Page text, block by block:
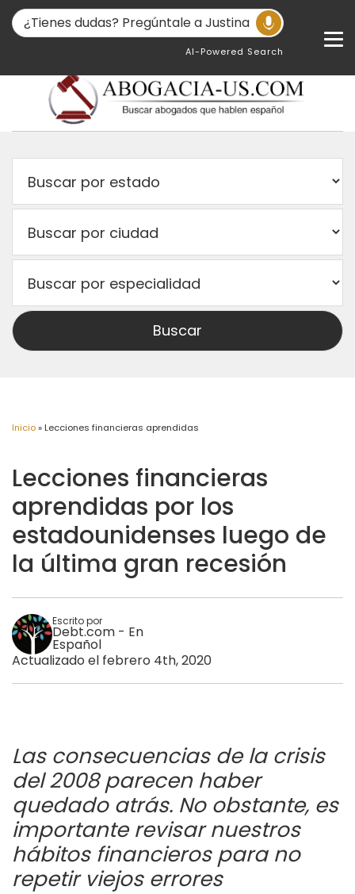
AI-Powered Search
Inicio» Lecciones financieras aprendidas
Lecciones financieras
aprendidas por los
estadounidenses luego de
la última gran recesión
Escrito por
Debt.com - En
Español
Actualizado el febrero 4th, 2020
Las consecuencias de la crisis
del 2008 parecen haber
quedado atrás. No obstante, es
importante revisar nuestros
hábitos financieros para no
repetir viejos errores